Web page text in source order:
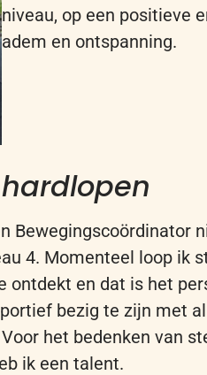
niveau, op een positieve
adem en ontspanning.
Bewegingscoördinator
4. Momenteel loop ik
ontdekt en dat is het
bezig te zijn met
het bedenken van
ik een talent.